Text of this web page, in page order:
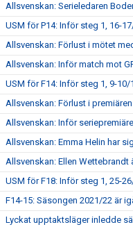
Allsvenskan: Serieledaren
USM för P14: Inför steg 1, 16-
Allsvenskan: Förlust i mötet
Allsvenskan: Inför match mot
USM för F14: Inför steg 1, 9-10/
Allsvenskan: Förlust i
Allsvenskan: Inför
Allsvenskan: Emma Helin har
Allsvenskan: Ellen Wettebrandt
USM för F18: Inför steg 1, 25-
F14-15: Säsongen 2021/22 är
Lyckat upptaktsläger inledde